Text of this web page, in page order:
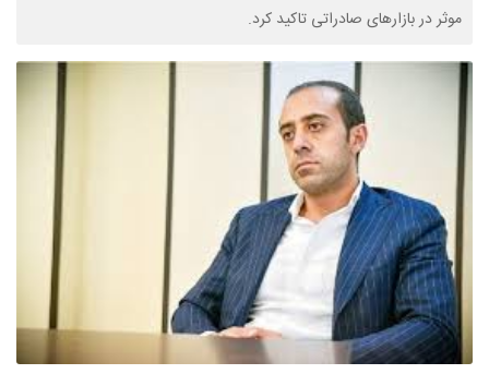
موثر در بازارهای صادراتی تاکید کرد.